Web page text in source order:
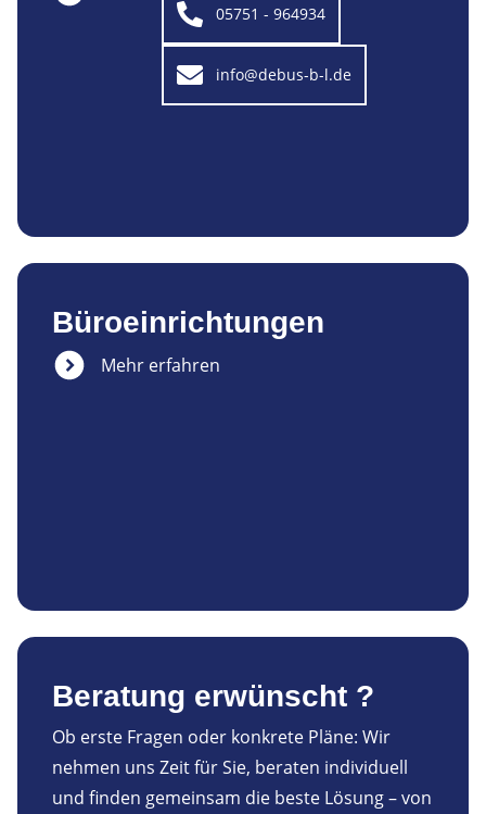
Büroeinrichtungen
Mehr erfahren
Beratung erwünscht ?
Ob erste Fragen oder konkrete Pläne: Wir
nehmen uns Zeit für Sie, beraten individuell
und finden gemeinsam die beste Lösung – von
05751 - 964934
info@debus-b-l.de